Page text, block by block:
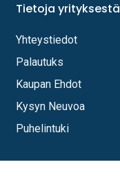
Tietoja yrityksestä
Yhteystiedot
Palautuks
Kaupan Ehdot
Kysyn Neuvoa
Puhelintuki